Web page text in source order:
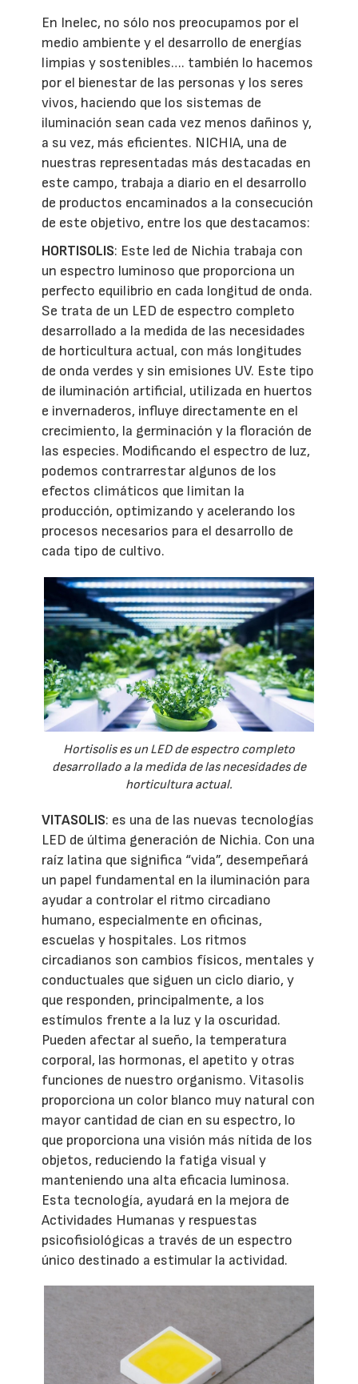
En Inelec, no sólo nos preocupamos por el
medio ambiente y el desarrollo de energías
limpias y sostenibles…. también lo hacemos
por el bienestar de las personas y los seres
vivos, haciendo que los sistemas de
iluminación sean cada vez menos dañinos y,
a su vez, más eficientes. NICHIA, una de
nuestras representadas más destacadas en
este campo, trabaja a diario en el desarrollo
de productos encaminados a la consecución
de este objetivo, entre los que destacamos:
HORTISOLIS: Este led de Nichia trabaja con
un espectro luminoso que proporciona un
perfecto equilibrio en cada longitud de onda.
Se trata de un LED de espectro completo
desarrollado a la medida de las necesidades
de horticultura actual, con más longitudes
de onda verdes y sin emisiones UV. Este tipo
de iluminación artificial, utilizada en huertos
e invernaderos, influye directamente en el
crecimiento, la germinación y la floración de
las especies. Modificando el espectro de luz,
podemos contrarrestar algunos de los
efectos climáticos que limitan la
producción, optimizando y acelerando los
procesos necesarios para el desarrollo de
cada tipo de cultivo.
Hortisolis es un LED de espectro completo
desarrollado a la medida de las necesidades de
horticultura actual.
VITASOLIS: es una de las nuevas tecnologías
LED de última generación de Nichia. Con una
raíz latina que significa “vida”, desempeñará
un papel fundamental en la iluminación para
ayudar a controlar el ritmo circadiano
humano, especialmente en oficinas,
escuelas y hospitales. Los ritmos
circadianos son cambios físicos, mentales y
conductuales que siguen un ciclo diario, y
que responden, principalmente, a los
estímulos frente a la luz y la oscuridad.
Pueden afectar al sueño, la temperatura
corporal, las hormonas, el apetito y otras
funciones de nuestro organismo. Vitasolis
proporciona un color blanco muy natural con
mayor cantidad de cian en su espectro, lo
que proporciona una visión más nítida de los
objetos, reduciendo la fatiga visual y
manteniendo una alta eficacia luminosa.
Esta tecnología, ayudará en la mejora de
Actividades Humanas y respuestas
psicofisiológicas a través de un espectro
único destinado a estimular la actividad.